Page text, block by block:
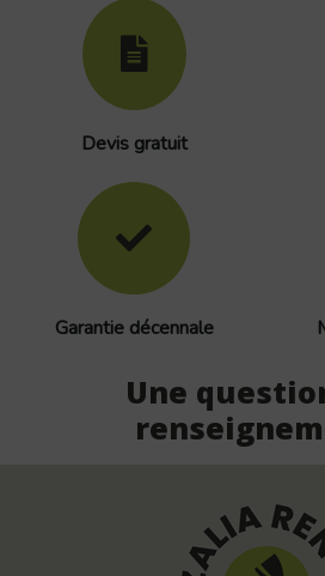
Devis gratuit
Garantie décennale
Une